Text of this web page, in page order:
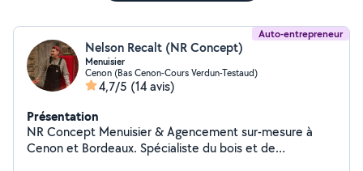
Auto-entrepreneur
Nelson Recalt (NR Concept)
Menuisier
Cenon (Bas Cenon-Cours Verdun-Testaud)
4,7/5 (14 avis)
Présentation
NR Concept Menuisier & Agencement sur-mesure à
Cenon et Bordeaux. Spécialiste du bois et de